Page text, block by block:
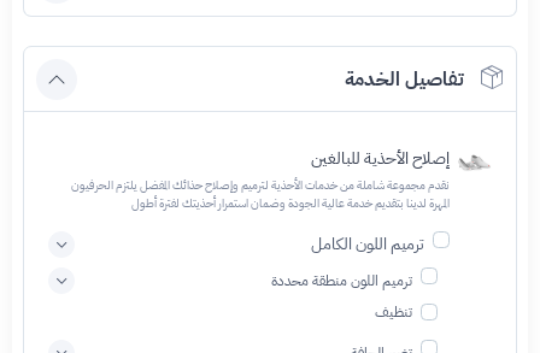
تفاصيل الخدمة
إصلاح الأحذية للبالغين
نقدم مجموعة شاملة من خدمات الأحذية لترميم وإصلاح حذائك المفضل يلتزم الحرفيون
المهرة لدينا بتقديم خدمة عالية الجودة وضمان استمرار أحذيتك لفترة أطول
ترميم اللون الكامل
ترميم اللون منطقة محددة
تنظيف